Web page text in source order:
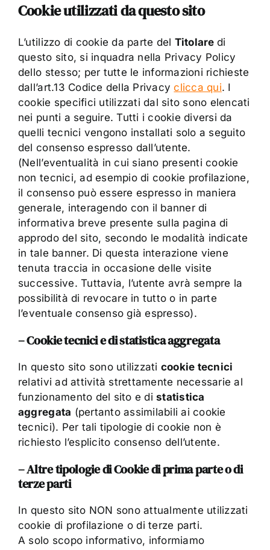
Cookie utilizzati da questo sito
L’utilizzo di cookie da parte del Titolare di
questo sito, si inquadra nella Privacy Policy
dello stesso; per tutte le informazioni richieste
dall’art.13 Codice della Privacyclicca qui. I
cookie specifici utilizzati dal sito sono elencati
nei punti a seguire. Tutti i cookie diversi da
quelli tecnici vengono installati solo a seguito
del consenso espresso dall’utente.
(Nell’eventualità in cui siano presenti cookie
non tecnici, ad esempio di cookie profilazione,
il consenso può essere espresso in maniera
generale, interagendo con il banner di
informativa breve presente sulla pagina di
approdo del sito, secondo le modalità indicate
in tale banner. Di questa interazione viene
tenuta traccia in occasione delle visite
successive. Tuttavia, l’utente avrà sempre la
possibilità di revocare in tutto o in parte
l’eventuale consenso già espresso).
– Cookie tecnici e di statistica aggregata
In questo sito sono utilizzati cookie tecnici
relativi ad attività strettamente necessarie al
funzionamento del sito e distatistica
aggregata (pertanto assimilabili ai cookie
tecnici). Per tali tipologie di cookie non è
richiesto l’esplicito consenso dell’utente.
– Altre tipologie di Cookie di prima parte o di
terze parti
In questo sito NON sono attualmente utilizzati
cookie di profilazione o di terze parti.
A solo scopo informativo, informiamo